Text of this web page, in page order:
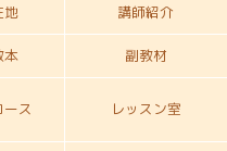
地 講師紹介
本 副教材
ース レッスン室